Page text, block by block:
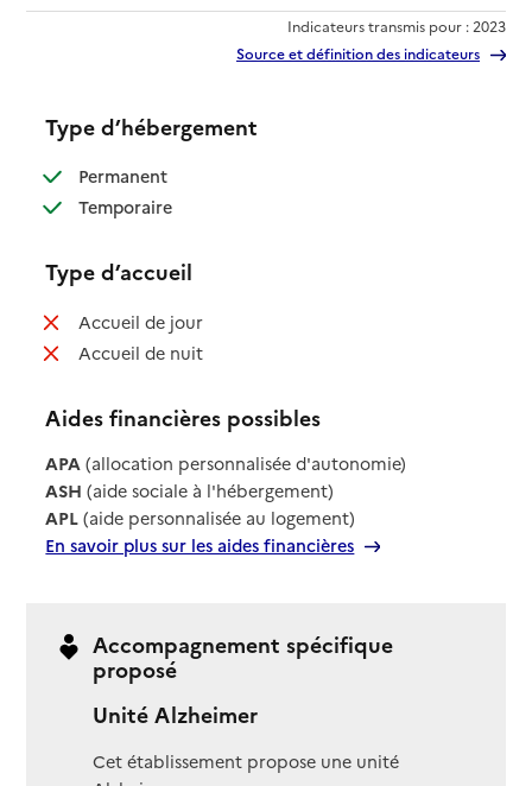
Indicateurs transmis pour : 2023
Source et définition des indicateurs
Type d’hébergement
Permanent: disponible
Temporaire: disponible
Type d’accueil
Accueil de jour: non disponible
Accueil de nuit: non disponible
Aides financières possibles
APA (allocation personnalisée d'autonomie)
ASH (aide sociale à l'hébergement)
APL (aide personnalisée au logement)
En savoir plus sur les aides financières
Accompagnement spécifique
proposé
Unité Alzheimer
Cet établissement propose une unité